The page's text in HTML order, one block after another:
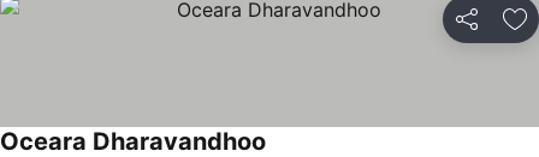
Partager
Oceara Dharavandhoo